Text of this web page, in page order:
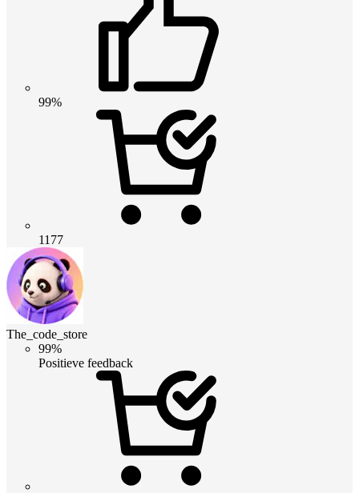
99%
1177
The_code_store
99%
Positieve feedback